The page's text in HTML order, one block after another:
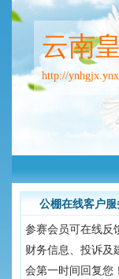
云南
http://
公棚在线客户服
参赛会员可在线反
财务信息、投诉及
会第一时间回复您！